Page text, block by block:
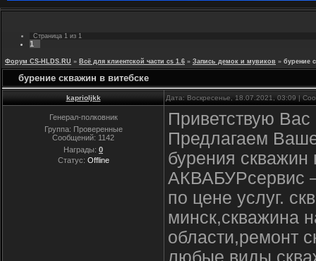
Страница 1 из 1
1
Форум CS-HLDS.RU » Всё для клиентской части cs 1.6 » Запись демок и мувиков » бурение
бурение скважин в витебске
kaprioljkk Дата: Воскресенье, 18.07.2021, 03:09 |
Генерал-полковник
Группа: Проверенные
Сообщений: 1142
Награды: 0
Статус: Offline
Приветствую Вас
Предлагаем
бурения
АКВАБУРсервис
по цене услуг.
минск,скважина
области,ремонт
любые виды